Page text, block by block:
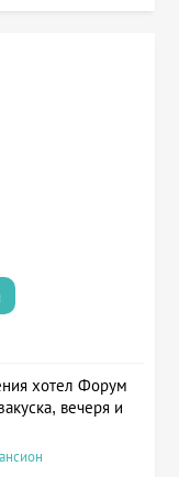
хотел Форум
вечеря и